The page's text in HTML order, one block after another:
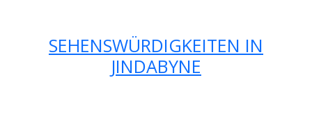
SEHENSWÜRDIGKEITEN IN
JINDABYNE